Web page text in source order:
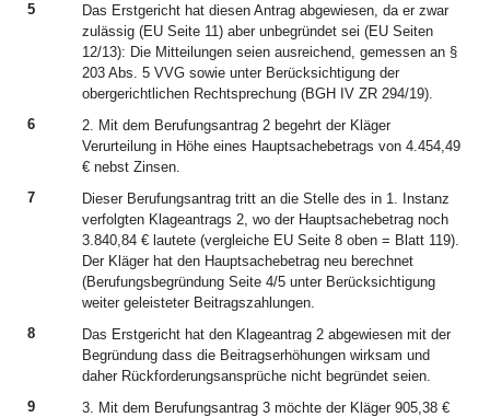
5
Das Erstgericht hat diesen Antrag abgewiesen, da er zwar
zulässig (EU Seite 11) aber unbegründet sei (EU Seiten
12/13): Die Mitteilungen seien ausreichend, gemessen an §
203 Abs. 5 VVG sowie unter Berücksichtigung der
obergerichtlichen Rechtsprechung (BGH IV ZR 294/19).
6
2. Mit dem Berufungsantrag 2 begehrt der Kläger
Verurteilung in Höhe eines Hauptsachebetrags von 4.454,49
€ nebst Zinsen.
7
Dieser Berufungsantrag tritt an die Stelle des in 1. Instanz
verfolgten Klageantrags 2, wo der Hauptsachebetrag noch
3.840,84 € lautete (vergleiche EU Seite 8 oben = Blatt 119).
Der Kläger hat den Hauptsachebetrag neu berechnet
(Berufungsbegründung Seite 4/5 unter Berücksichtigung
weiter geleisteter Beitragszahlungen.
8
Das Erstgericht hat den Klageantrag 2 abgewiesen mit der
Begründung dass die Beitragserhöhungen wirksam und
daher Rückforderungsansprüche nicht begründet seien.
9
3. Mit dem Berufungsantrag 3 möchte der Kläger 905,38 €